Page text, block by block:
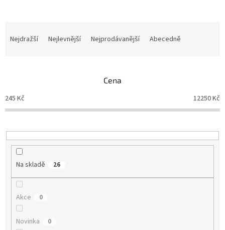
p
r
o
u
Nejdražší Nejlevnější Nejprodávanější Abecedně
Cena
245 Kč 12250Kč
Na skladě 26
Akce 0
Novinka 0